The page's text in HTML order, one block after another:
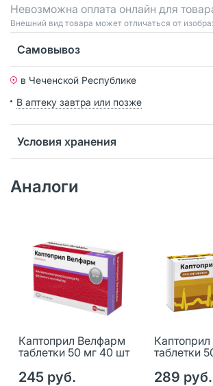
Невозможна оплата онлайн для
Bнешний вид товара может отличаться от
Самовывоз
в Чеченской Республике
В аптеку завтра или позже
Условия хранения
Аналоги
Каптоприл Велфарм
таблетки 50 мг 40 шт
245 руб.
таблетки
289 руб.